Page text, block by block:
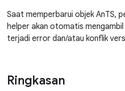
Saat memperbarui objek AnTS,
helper akan otomatis
terjadi error dan/atau konflik
Ringkasan